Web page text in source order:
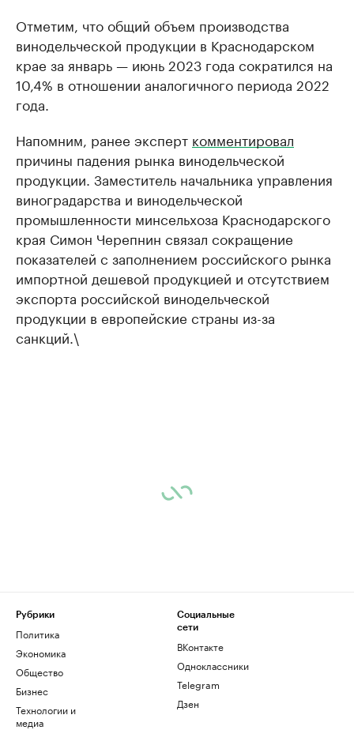
Отметим, что общий объем производства
винодельческой продукции в Краснодарском
крае за январь — июнь 2023 года сократился на
10,4% в отношении аналогичного периода 2022
года.
Напомним, ранее эксперт комментировал
причины падения рынка винодельческой
продукции. Заместитель начальника управления
виноградарства и винодельческой
промышленности минсельхоза Краснодарского
края Симон Черепнин связал сокращение
показателей с заполнением российского рынка
импортной дешевой продукцией и отсутствием
экспорта российской винодельческой
продукции в европейские страны из-за
санкций.\
Рубрики
Политика
Экономика
Общество
Бизнес
Технологии и
медиа
Социальные
сети
ВКонтакте
Одноклассники
Telegram
Дзен